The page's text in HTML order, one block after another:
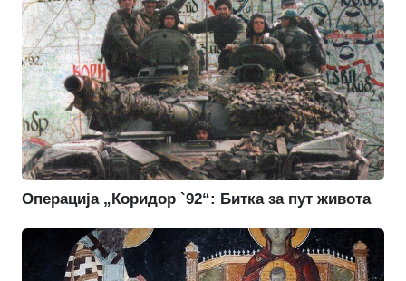
Операција „Коридор `92“: Битка за пут живота